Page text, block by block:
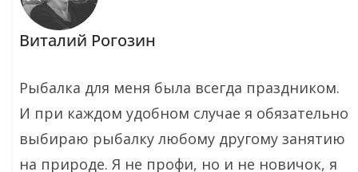
Виталий Рогозин
Рыбалка для меня была всегда праздником.
И при каждом удобном случае я обязательно
выбираю рыбалку любому другому занятию
на природе. Я не профи, но и не новичок, я